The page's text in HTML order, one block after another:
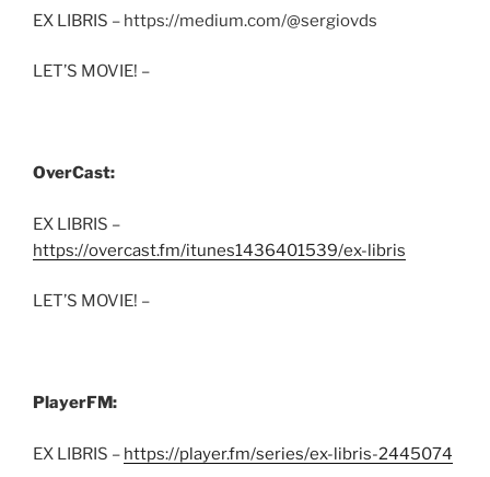
EX LIBRIS – https://medium.com/@sergiovds
LET’S MOVIE! –
OverCast:
EX LIBRIS –
https://overcast.fm/itunes1436401539/ex-libris
LET’S MOVIE! –
PlayerFM:
EX LIBRIS – https://player.fm/series/ex-libris-2445074